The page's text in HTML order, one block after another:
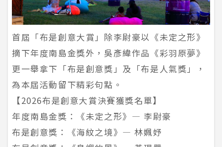
首屆「布是創意大賞」除李尉豪以《未定之形》
摘下年度南島金獎外，吳彥緯作品《彩羽原夢》
更一舉拿下「布是創意獎」及「布是人氣獎」，
為本屆活動留下精彩句點。
【2026布是創意大賞決賽獲獎名單】
年度南島金獎：《未定之形》— 李尉豪
布是創意獎：《海紋之境》— 林姵妤